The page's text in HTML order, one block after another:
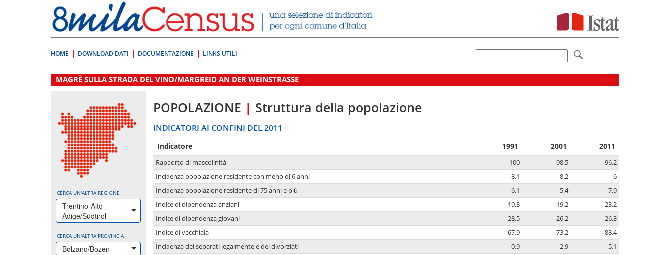
direttamente
a:
Contenuto
HOME DOWNLOAD DATI DOCUMENTAZIONE LINKS UTILI
.
MAGRÈ SULLA STRADA DEL VINO/MARGREID AN DER WEINSTRASSE
CERCA UN'ALTRA REGIONE
Trentino-Alto
Adige/Südtirol
CERCA UN'ALTRA PROVINCIA
Bolzano/Bozen
POPOLAZIONE | Struttura della popolazione
INDICATORI AI CONFINI DEL 2011
Indicatore 1991 2001 2011
Rapporto di mascolinità 100 98.5
96.2
Incidenza popolazione residente con meno di 6 anni
8.1 8.2
6
Incidenza popolazione residente di 75 anni e più
6.1 5.4
7.9
Indice di dipendenza anziani
19.3 19.2
23.2
Indice di dipendenza giovani
28.5 26.2
26.3
Indice di vecchiaia
67.9 73.2
88.4
Incidenza dei separati legalmente e dei divorziati
0.9 2.9 5.1